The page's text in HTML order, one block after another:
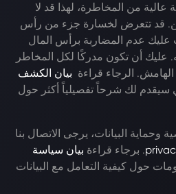
من المخاطرة، لهذا قد لا
قد تتعرض لخسارة جزء من رأس
عليك عدم المضاربة برأس المال
عليك أن تكون مدركًا لكل المخاطر
الهامش. الرجاء قراءة بيان الكشف
سيقدم لك شرحاً تفصيلياً أكثر حول
وحماية البيانات، يرجى الاتصال بنا
. برجاء قراءة بيان سياسة
حول كيفية التعامل مع البيانات